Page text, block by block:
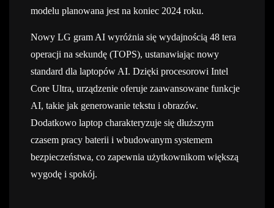
modelu planowana jest na koniec 2024 roku.
Nowy LG gram AI wyróżnia się wydajnością 48 tera
operacji na sekundę (TOPS), ustanawiając nowy
standard dla laptopów AI. Dzięki procesorowi Intel
Core Ultra, urządzenie oferuje zaawansowane funkcje
AI, takie jak generowanie tekstu i obrazów.
Dodatkowo laptop charakteryzuje się dłuższym
czasem pracy baterii i wbudowanym systemem
bezpieczeństwa, co zapewnia użytkownikom większą
wygodę i spokój.